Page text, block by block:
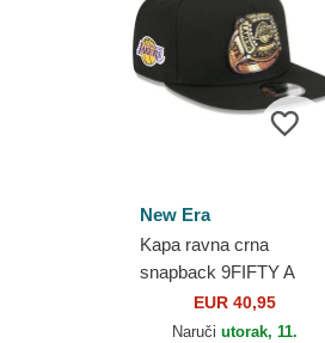
New Era
Kapa ravna crna
snapback 9FIFTY A
Frame Ring Los
Angeles Lakers NBA
EUR 40,95
Naruči utorak, 11.